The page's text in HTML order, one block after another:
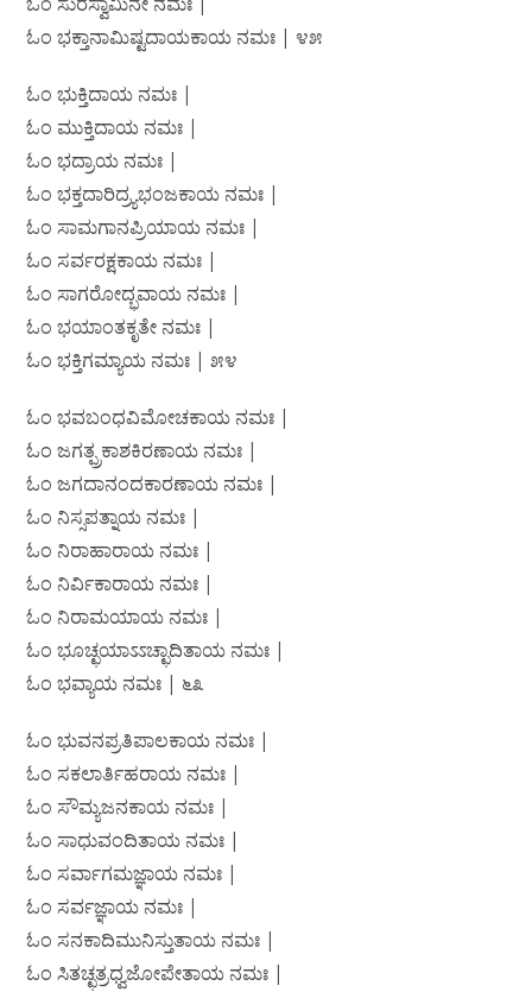
ಓಂ ಭಕ್ತಾನಾಮಿಷ್ಟದಾಯಕಾಯ ನಮಃ | ೪೫
ಓಂ ಭುಕ್ತಿದಾಯ ನಮಃ |
ಓಂ ಮುಕ್ತಿದಾಯ ನಮಃ |
ಓಂ ಭದ್ರಾಯ ನಮಃ |
ಓಂ ಭಕ್ತದಾರಿದ್ರ್ಯಭಂಜಕಾಯ ನಮಃ |
ಓಂ ಸಾಮಗಾನಪ್ರಿಯಾಯ ನಮಃ |
ಓಂ ಸರ್ವರಕ್ಷಕಾಯ ನಮಃ |
ಓಂ ಸಾಗರೋದ್ಭವಾಯ ನಮಃ |
ಓಂ ಭಯಾಂತಕೃತೇ ನಮಃ |
ಓಂ ಭಕ್ತಿಗಮ್ಯಾಯ ನಮಃ | ೫೪
ಓಂ ಭವಬಂಧವಿಮೋಚಕಾಯ ನಮಃ |
ಓಂ ಜಗತ್ಪ್ರಕಾಶಕಿರಣಾಯ ನಮಃ |
ಓಂ ಜಗದಾನಂದಕಾರಣಾಯ ನಮಃ |
ಓಂ ನಿಸ್ಸಪತ್ನಾಯ ನಮಃ |
ಓಂ ನಿರಾಹಾರಾಯ ನಮಃ |
ಓಂ ನಿರ್ವಿಕಾರಾಯ ನಮಃ |
ಓಂ ನಿರಾಮಯಾಯ ನಮಃ |
ಓಂ ಭೂಚ್ಛಯಾಽಽಚ್ಛಾದಿತಾಯ ನಮಃ |
ಓಂ ಭವ್ಯಾಯ ನಮಃ | ೬೩
ಓಂ ಭುವನಪ್ರತಿಪಾಲಕಾಯ ನಮಃ |
ಓಂ ಸಕಲಾರ್ತಿಹರಾಯ ನಮಃ |
ಓಂ ಸೌಮ್ಯಜನಕಾಯ ನಮಃ |
ಓಂ ಸಾಧುವಂದಿತಾಯ ನಮಃ |
ಓಂ ಸರ್ವಾಗಮಜ್ಞಾಯ ನಮಃ |
ಓಂ ಸರ್ವಜ್ಞಾಯ ನಮಃ |
ಓಂ ಸನಕಾದಿಮುನಿಸ್ತುತಾಯ ನಮಃ |
ಓಂ ಸಿತಚ್ಛತ್ರಧ್ವಜೋಪೇತಾಯ ನಮಃ |